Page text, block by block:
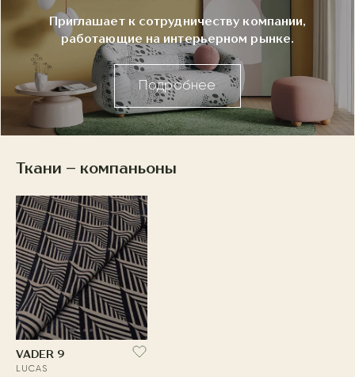
Приглашает к сотрудничеству компании,
работающие на интерьерном рынке.
Подробнее
Ткани – компаньоны
VADER 9
LUCAS